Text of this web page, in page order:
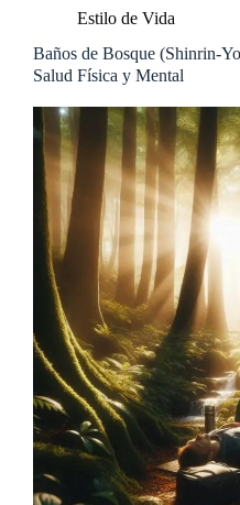
Estilo de Vida
Baños de Bosque (Shinrin-
Salud Física y Mental